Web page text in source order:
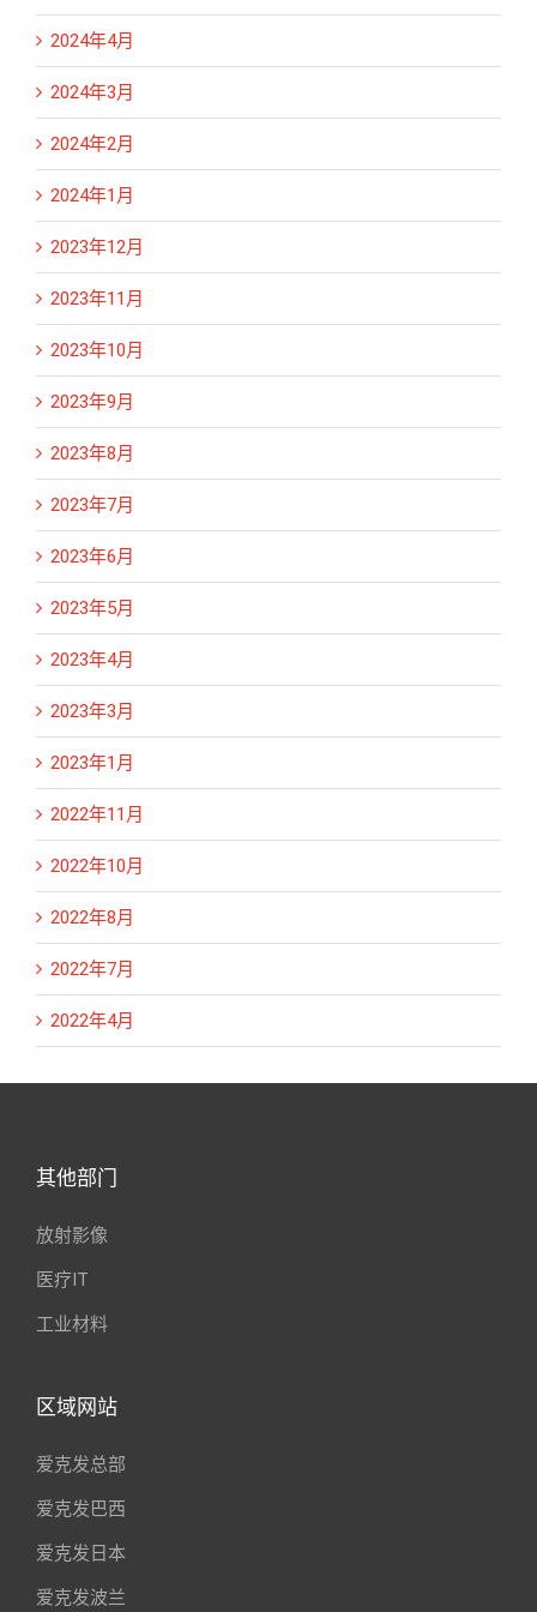
2024年4月
2024年3月
2024年2月
2024年1月
2023年12月
2023年11月
2023年10月
2023年9月
2023年8月
2023年7月
2023年6月
2023年5月
2023年4月
2023年3月
2023年1月
2022年11月
2022年10月
2022年8月
2022年7月
2022年4月
其他部门
放射影像
医疗IT
工业材料
区域网站
爱克发总部
爱克发巴西
爱克发日本
爱克发波兰